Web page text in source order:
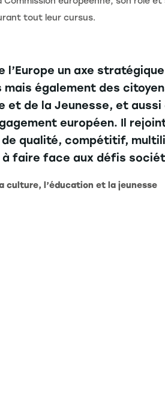
tout leur cursus.
un axe
également des
et de la Jeunesse, et
européen. Il
qualité, compétitif,
à faire face aux défis
culture, l’éducation et la jeunesse